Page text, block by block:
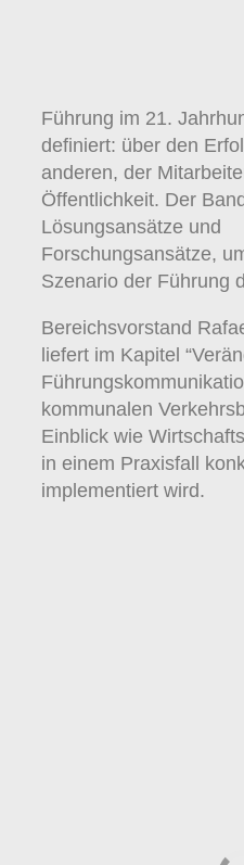
Führung im 21.
definiert: über den
anderen, der
Öffentlichkeit. Der
Lösungsansätze und
Forschungsansätze,
Szenario der Führung
Bereichsvorstand
liefert im Kapitel
kommunalen
Einblick wie
in einem Praxisfall
implementiert wird.